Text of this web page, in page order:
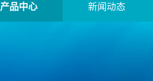
产品中心 新闻动态